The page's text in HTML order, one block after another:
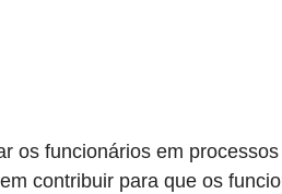
os funcionários em
contribuir para que os